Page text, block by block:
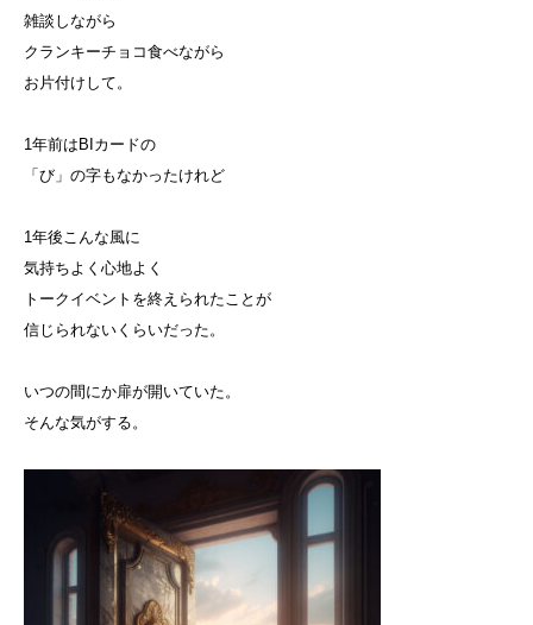
雑談しながら
クランキーチョコ食べながら
お片付けして。
1年前はBIカードの
「び」の字もなかったけれど
1年後こんな風に
気持ちよく心地よく
トークイベントを終えられたことが
信じられないくらいだった。
いつの間にか扉が開いていた。
そんな気がする。